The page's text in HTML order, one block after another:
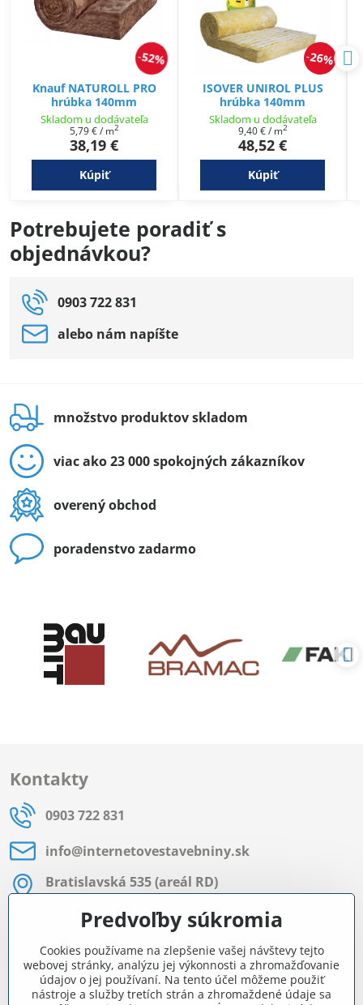
52%
Knauf NATUROLL PRO
hrúbka 140mm
Skladom u dodávateľa
38,19 €
5,79 €/ m2
Kúpiť
26%
ISOVER UNIROL PLUS
hrúbka 140mm
Skladom u dodávateľa
48,52 €
9,40 €/ m2
Kúpiť
Potrebujete poradiť s
objednávkou?
0903 722 831
alebo nám napíšte
množstvo produktov skladom
viac ako 23 000 spokojných zákazníkov
overený obchod
poradenstvo zadarmo
Kontakty
0903 722 831
info​@internetovestavebniny​.sk
Bratislavská 535 (areál RD)
Most pri Bratislave
Pon - Pia 8:00 - 11:30 a 12:15 - 15:30
Facebook
Predvoľby súkromia
Cookies používame na zlepšenie vašej návštevy tejto
webovej stránky, analýzu jej výkonnosti a zhromažďovanie
údajov o jej používaní. Na tento účel môžeme použiť
nástroje a služby tretích strán a zhromaždené údaje sa